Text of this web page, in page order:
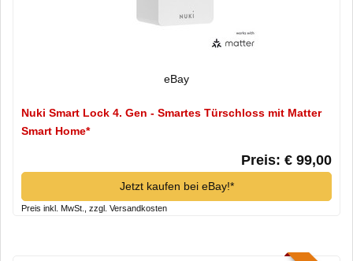
eBay
Nuki Smart Lock 4. Gen - Smartes Türschloss mit Matter
Smart Home*
Preis: € 99,00
Jetzt kaufen bei eBay!*
Preis inkl. MwSt., zzgl. Versandkosten